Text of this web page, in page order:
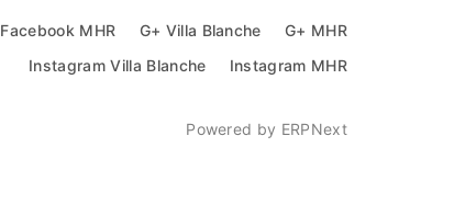
Facebook MHR G+ Villa Blanche
G+ MHR
Instagram Villa Blanche
Instagram MHR
Powered by ERPNext